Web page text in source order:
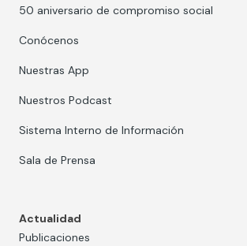
50 aniversario de compromiso social
Conócenos
Nuestras App
Nuestros Podcast
Sistema Interno de Información
Sala de Prensa
Actualidad
Publicaciones